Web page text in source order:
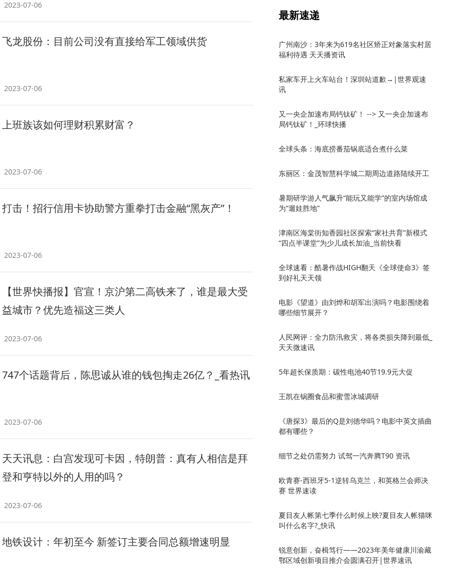
2023-07-06
飞龙股份：目前公司没有直接给军工领域供货
2023-07-06
上班族该如何理财积累财富？
2023-07-06
打击！招行信用卡协助警方重拳打击金融“黑灰产”！
2023-07-06
【世界快播报】官宣！京沪第二高铁来了，谁是最大受
益城市？优先造福这三类人
2023-07-06
747个话题背后，陈思诚从谁的钱包掏走26亿？_看热讯
2023-07-06
天天讯息：白宫发现可卡因，特朗普：真有人相信是拜
登和亨特以外的人用的吗？
2023-07-06
地铁设计：年初至今 新签订主要合同总额增速明显
最新速递
广州南沙：3年来为619名社区矫正对象落实村居
福利待遇 天天播资讯
私家车开上火车站台！深圳站道歉→|世界观速
讯
又一央企加速布局钙钛矿！ --> 又一央企加速布
局钙钛矿！_环球快播
全球头条：海底捞番茄锅底适合煮什么菜
东丽区：金茂智慧科学城二期周边道路陆续开工
暑期研学游人气飙升“能玩又能学”的室内场馆成
为“遛娃胜地”
津南区海棠街知香园社区探索“家社共育”新模式
“四点半课堂”为少儿成长加油_当前快看
全球速看：酷暑作战HIGH翻天《全球使命3》签
到好礼天天领
电影《望道》由刘烨和胡军出演吗？电影围绕着
哪些细节展开？
人民网评：全力防汛救灾，将各类损失降到最低_
天天微速讯
5年超长保质期：碳性电池40节19.9元大促
王凯在锅圈食品和蜜雪冰城调研
《唐探3》最后的Q是刘德华吗？电影中英文插曲
都有哪些？
细节之处仍需努力 试驾一汽奔腾T90 资讯
欧青赛-西班牙5-1逆转乌克兰，和英格兰会师决
赛 世界速读
夏目友人帐第七季什么时候上映?夏目友人帐猫咪
叫什么名字?_快讯
锐意创新，奋楫笃行——2023年美年健康川渝藏
鄂区域创新项目推介会圆满召开|世界速讯